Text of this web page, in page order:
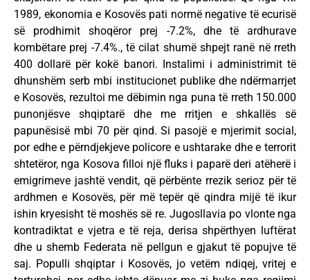
1989, ekonomia e Kosovës pati normë negative të ecurisë
së prodhimit shoqëror prej -7.2%, dhe të ardhurave
kombëtare prej -7.4%., të cilat shumë shpejt ranë në rreth
400 dollarë për kokë banori. Instalimi i administrimit të
dhunshëm serb mbi institucionet publike dhe ndërmarrjet
e Kosovës, rezultoi me dëbimin nga puna të rreth 150.000
punonjësve shqiptarë dhe me rritjen e shkallës së
papunësisë mbi 70 për qind. Si pasojë e mjerimit social,
por edhe e përndjekjeve policore e ushtarake dhe e terrorit
shtetëror, nga Kosova filloi një fluks i paparë deri atëherë i
emigrimeve jashtë vendit, që përbënte rrezik serioz për të
ardhmen e Kosovës, për më tepër që qindra mijë të ikur
ishin kryesisht të moshës së re. Jugosllavia po vlonte nga
kontradiktat e vjetra e të reja, derisa shpërthyen luftërat
dhe u shemb Federata në pellgun e gjakut të popujve të
saj. Populli shqiptar i Kosovës, jo vetëm ndiqej, vritej e